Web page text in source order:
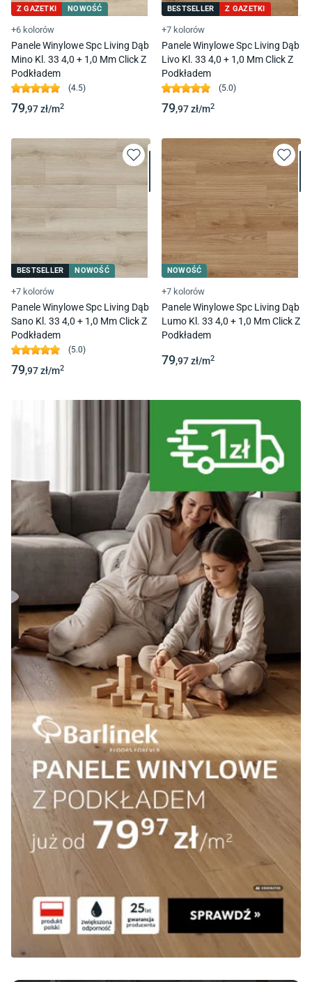
Z GAZETKI NOWOŚĆ
+6 kolorów
Panele Winylowe Spc Living Dąb
Mino Kl. 33 4,0 + 1,0 Mm Click Z
Podkładem
(4.5)
79,97zł/m2
BESTSELLER Z GAZETKI
+7 kolorów
Panele Winylowe Spc Living Dąb
Livo Kl. 33 4,0 + 1,0 Mm Click Z
Podkładem
(5.0)
79,97zł/m2
BESTSELLER NOWOŚĆ
+7 kolorów
Panele Winylowe Spc Living Dąb
Sano Kl. 33 4,0 + 1,0 Mm Click Z
Podkładem
(5.0)
79,97zł/m2
NOWOŚĆ
+7 kolorów
Panele Winylowe Spc Living Dąb
Lumo Kl. 33 4,0 + 1,0 Mm Click Z
Podkładem
79,97zł/m2